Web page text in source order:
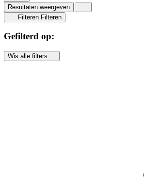
Resultaten weergeven
Filteren Filteren
Gefilterd op:
Wis alle filters